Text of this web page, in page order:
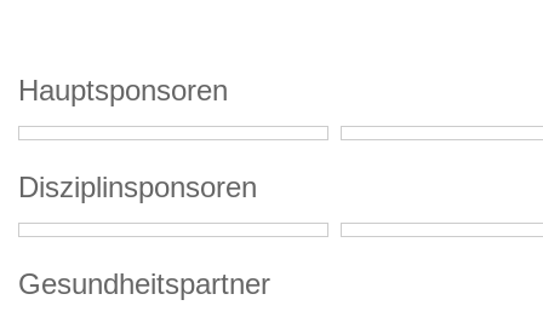
Hauptsponsoren
Disziplinsponsoren
Gesundheitspartner